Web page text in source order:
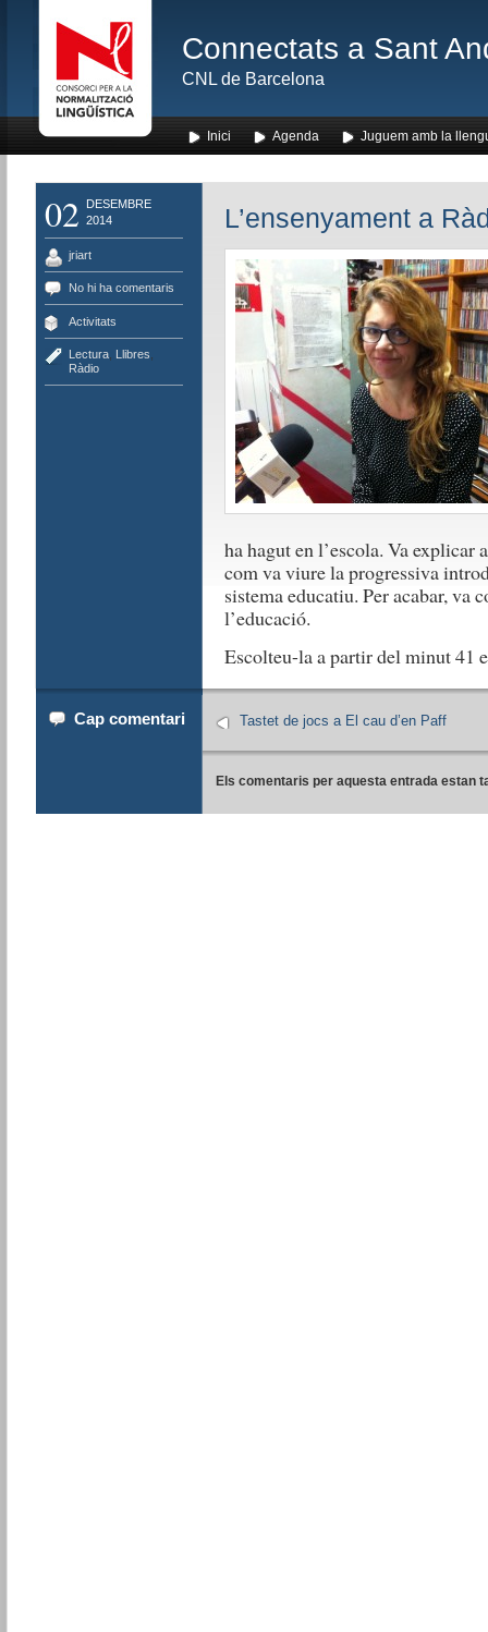
Connectats a Sant
CNL de Barcelona
Inici Agenda Juguem amb la
02
DESEMBRE
2014
jriart
No hi ha comentaris
Activitats
Lectura, Llibres
Ràdio
L’ensenyament a
ha hagut en l’escola. Va explicar
com va viure la progressiva
sistema educatiu. Per acabar, va
l’educació.
Escolteu-la a partir del minut 41
Cap comentari Tastet de jocs a El cau d’en Paff
Els comentaris per aquesta entrada estan